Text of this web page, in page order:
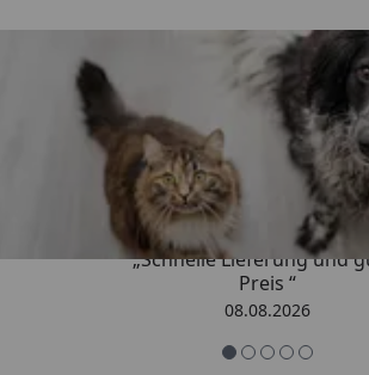
Trusted Shops
4,73/ 5
„Schnelle Lieferung und
Preis “
08.08.2026